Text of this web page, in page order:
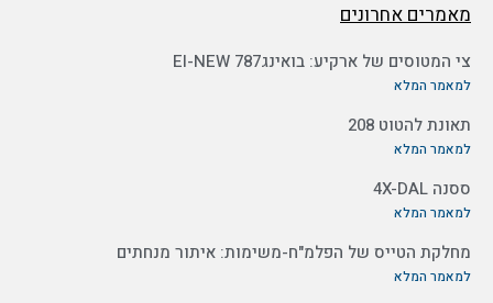
מאמרים אחרונים
צי המטוסים של ארקיע: בואינג787 EI-NEW
למאמר המלא
תאונת להטוט 208
למאמר המלא
ססנה 4X-DAL
למאמר המלא
מחלקת הטייס של הפלמ"ח-משימות: איתור מנחתים
למאמר המלא